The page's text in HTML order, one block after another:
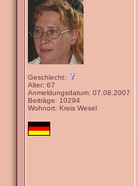
Geschlecht:
Alter: 67
Anmeldungsdatum: 07.08.2007
Beiträge: 10294
Wohnort: Kreis Wesel